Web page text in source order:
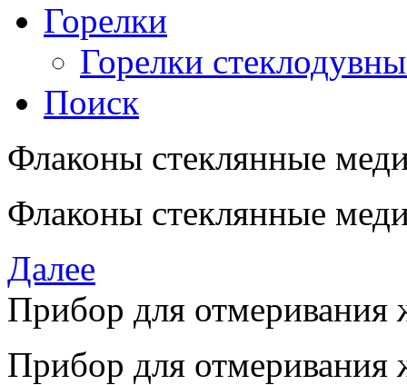
Горелки
Горелки
Поиск
Флаконы стеклянные
Флаконы стеклянные
Далее
Прибор для отмеривания
Прибор для отмеривания